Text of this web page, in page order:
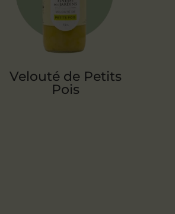
Velouté de Petits
Pois